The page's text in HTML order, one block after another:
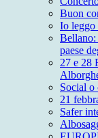
Buon
Io leggo
Bellano:
paese
27 e 28
Social o
21
Safer